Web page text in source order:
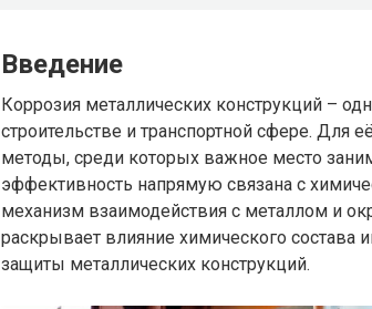
Введение
Коррозия металлических конструкций –
строительстве и транспортной сфере. Для
методы, среди которых важное место
эффективность напрямую связана с
механизм взаимодействия с металлом и
раскрывает влияние химического состава
защиты металлических конструкций.